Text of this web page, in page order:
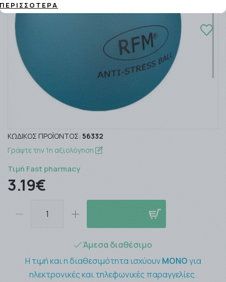
ΚΩΔΙΚΌΣ ΠΡΟΪΌΝΤΟΣ: 56332
Γράψτε την 1η αξιολόγηση
Τιμή Fast pharmacy
3.19€
Άμεσα διαθέσιμο
Η τιμή και η διαθεσιμότητα ισχύουνΜΟΝΟγια
ηλεκτρονικές και τηλεφωνικές παραγγελίες.
ΠΕΡΙΣΣΌΤΕΡΑ